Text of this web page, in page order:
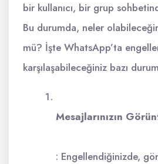
bir kullanıcı, bir grup
Bu durumda, neler
mü? İşte WhatsApp’ta
karşılaşabileceğiniz bazı
Mesajlarınızın
: Engellendiğinizde,